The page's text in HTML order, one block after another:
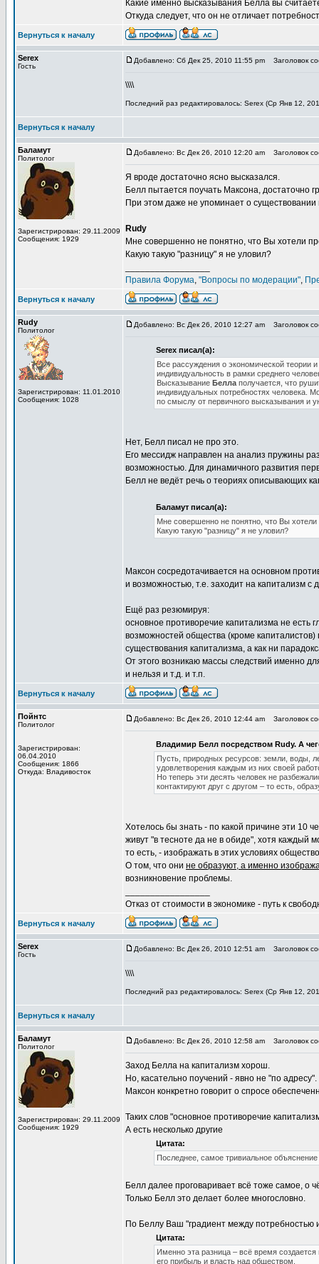
Какие именно высказывания Белла вы
Откуда следует, что он не отличает
Вернуться к началу
Serex
Гость
Добавлено: Сб Дек 25, 2010 11:55 pm Заголовок
\\\\
Последний раз редактировалось: Serex (Ср Янв 12,
Вернуться к началу
Баламут
Политолог
Зарегистрирован: 29.11.2009
Сообщения: 1929
Добавлено: Вс Дек 26, 2010 12:20 am Заголовок
Я вроде достаточно ясно высказался.
Белл пытается поучать Максона, достаточно
При этом даже не упоминает о
Rudy
Мне совершенно не понятно, что Вы хотели
Какую такую "разницу" я не уловил?
Правила Форума, "Вопросы по модерации",
Вернуться к началу
Rudy
Политолог
Зарегистрирован: 11.01.2010
Сообщения: 1028
Добавлено: Вс Дек 26, 2010 12:27 am Заголовок
Serex писал(а):
Все рассуждения о экономической теории
индивидуальность в рамки среднего
Высказывание Белла получается, что
индивидуальных потребностях человека.
по смыслу от первичного высказывания и
Нет, Белл писал не про это.
Его мессидж направлен на анализ пружины
возможностью. Для динамичного развития
Белл не ведёт речь о теориях описывающих
Баламут писал(а):
Мне совершенно не понятно, что Вы
Какую такую "разницу" я не уловил?
Максон сосредотачивается на основном
и возможностью, т.е. заходит на капитализм с
Ещё раз резюмируя:
основное противоречие капитализма не есть
возможностей общества (кроме
существования капитализма, а как ни
От этого возникаю массы следствий именно
и нельзя и т.д. и т.п.
Вернуться к началу
Пойнтс
Политолог
Зарегистрирован:
06.04.2010
Сообщения: 1866
Откуда: Владивосток
Добавлено: Вс Дек 26, 2010 12:44 am Заголовок
Владимир Белл посредством Rudy. А
Пусть, природных ресурсов: земли, воды,
удовлетворения каждым из них своей
Но теперь эти десять человек не
контактируют друг с другом – то есть,
Хотелось бы знать - по какой причине эти 10
живут "в тесноте да не в обиде", хотя каждый
то есть, - изображать в этих условиях
О том, что они не образуют, а именно
возникновение проблемы.
Отказ от стоимости в экономике - путь к
Вернуться к началу
Serex
Гость
Добавлено: Вс Дек 26, 2010 12:51 am Заголовок
\\\\
Последний раз редактировалось: Serex (Ср Янв 12,
Вернуться к началу
Баламут
Политолог
Зарегистрирован: 29.11.2009
Сообщения: 1929
Добавлено: Вс Дек 26, 2010 12:58 am Заголовок
Заход Белла на капитализм хорош.
Но, касательно поучений - явно не "по адресу".
Максон конкретно говорит о спросе
Таких слов "основное противоречие
А есть несколько другие
Цитата:
Последнее, самое тривиальное
Белл далее проговаривает всё тоже самое, о
Только Белл это делает более многословно.
По Беллу Ваш "градиент между потребностью
Цитата:
Именно эта разница – всё время
его прибыль и власть над обществом.